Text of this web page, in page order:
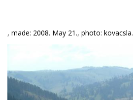
, made: 2008. May 21., photo: kovacsla.